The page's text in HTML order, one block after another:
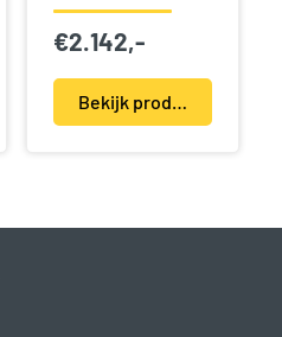
€2.142,-
Bekijk product(en)